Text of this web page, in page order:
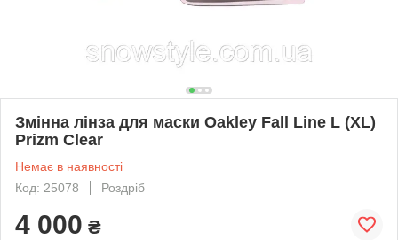
Змінна лінза для маски Oakley Fall Line L (XL)
Prizm Clear
Немає в наявності
Код: 25078
Роздріб
4 000 ₴